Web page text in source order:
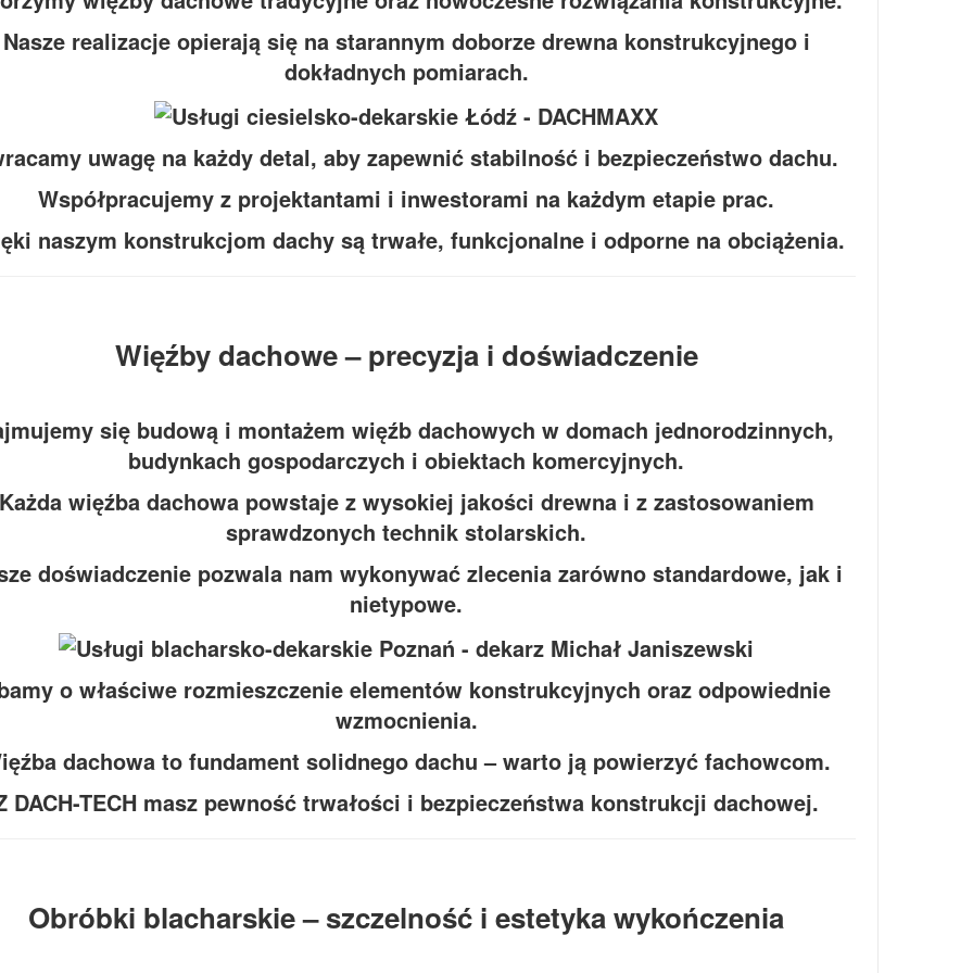
Nasze realizacje opierają się na starannym doborze drewna konstrukcyjnego i
dokładnych pomiarach.
uwagę na każdy detal, aby zapewnić stabilność i bezpieczeństwo dachu.
Współpracujemy z projektantami i inwestorami na każdym etapie prac.
naszym konstrukcjom dachy są trwałe, funkcjonalne i odporne na obciążenia.
Więźby dachowe – precyzja i doświadczenie
się budową i montażem więźb dachowych w domach jednorodzinnych,
budynkach gospodarczych i obiektach komercyjnych.
Każda więźba dachowa powstaje z wysokiej jakości drewna i z zastosowaniem
sprawdzonych technik stolarskich.
doświadczenie pozwala nam wykonywać zlecenia zarówno standardowe, jak i
nietypowe.
o właściwe rozmieszczenie elementów konstrukcyjnych oraz odpowiednie
wzmocnienia.
dachowa to fundament solidnego dachu – warto ją powierzyć fachowcom.
DACH-TECH masz pewność trwałości i bezpieczeństwa konstrukcji dachowej.
Obróbki blacharskie – szczelność i estetyka wykończenia